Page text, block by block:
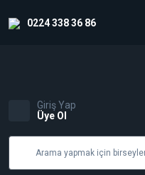
0224 338 36 86
Giriş Yap
Üye Ol